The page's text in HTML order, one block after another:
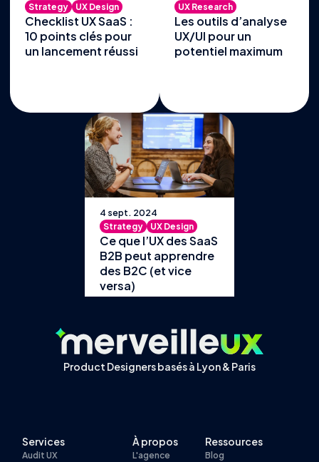
Strategy
UX Design
Checklist UX SaaS :
10 points clés pour
un lancement réussi
UX Research
Les outils d’analyse
UX/UI pour un
potentiel maximum
4 sept. 2024
Strategy
UX Design
Ce que l’UX des SaaS
B2B peut apprendre
des B2C (et vice
versa)
Product Designers basés à Lyon & Paris
Services
Audit UX
À propos
L'agence
Ressources
Blog